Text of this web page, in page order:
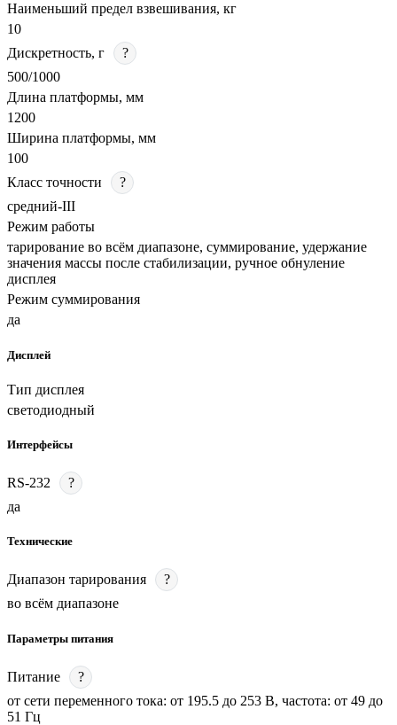
Наименьший предел взвешивания, кг
10
Дискретность, г
?
500/1000
Длина платформы, мм
1200
Ширина платформы, мм
100
Класс точности
?
средний-III
Режим работы
тарирование во всём диапазоне, суммирование, удержание
значения массы после стабилизации, ручное обнуление
дисплея
Режим суммирования
да
Дисплей
Тип дисплея
светодиодный
Интерфейсы
RS-232
?
да
Технические
Диапазон тарирования
?
во всём диапазоне
Параметры питания
Питание
?
от сети переменного тока: от 195.5 до 253 В, частота: от 49 до
51 Гц